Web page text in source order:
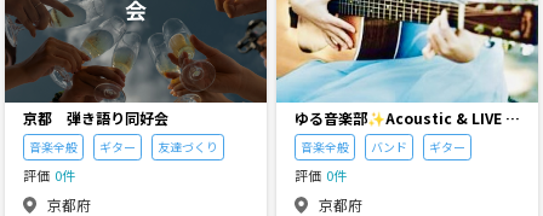
京都 弾き語り同好会
音楽全般 ギター 友達づくり
評価 0件
京都府
ゆる音楽部✨Acoustic & LIVE &
弾き語り♬
音楽全般 バンド ギター
評価 0件
京都府